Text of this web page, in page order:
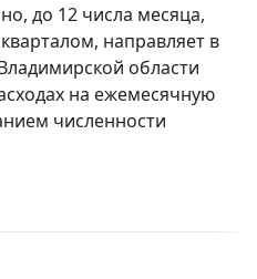
до 12 числа месяца,
направляет в
области
на ежемесячную
численности